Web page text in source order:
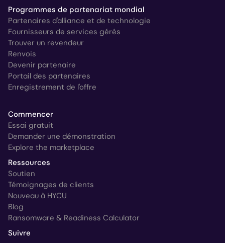
Programmes de partenariat mondial
Partenaires d'alliance et de technologie
Fournisseurs de services gérés
Trouver un revendeur
Renvois
Devenir partenaire
Portail des partenaires
Enregistrement de l'offre
Commencer
Essai gratuit
Demander une démonstration
Explore the marketplace
Ressources
Soutien
Témoignages de clients
Nouveau à HYCU
Blog
Ransomware & Readiness Calculator
Suivre